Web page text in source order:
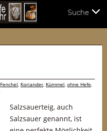
Fenchel, Koriander, Kümmel, ohne Hefe,
Salzsauerteig, auch
Salzsauer genannt, ist
Suche
Suche